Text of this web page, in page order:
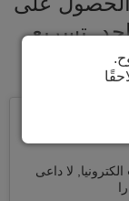
تسريع
الكترونيا, لا داعى